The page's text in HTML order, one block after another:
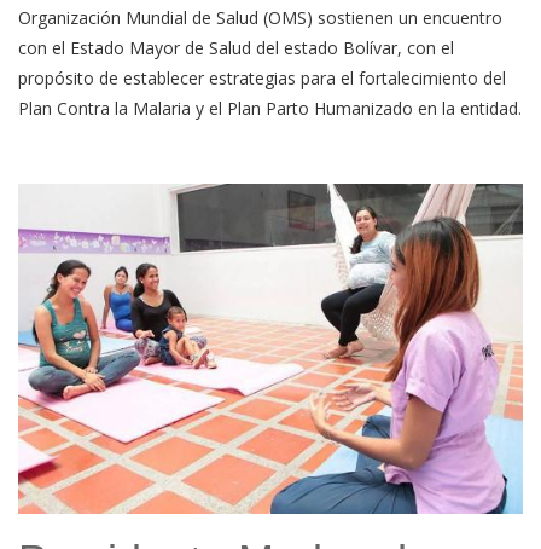
Organización Mundial de Salud (OMS) sostienen un encuentro
con el Estado Mayor de Salud del estado Bolívar, con el
propósito de establecer estrategias para el fortalecimiento del
Plan Contra la Malaria y el Plan Parto Humanizado en la entidad.